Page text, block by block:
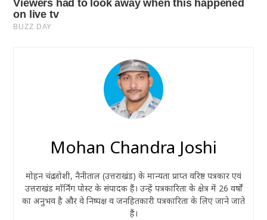
Mohan Chandra Joshi
मोहन चंद्र जोशी, नैनीताल (उत्तराखंड) के मान्यता प्राप्त वरिष्ठ पत्रकार एवं
उत्तराखंड मॉर्निंग पोस्ट के संपादक हैं। उन्हें पत्रकारिता के क्षेत्र में 26 वर्षों
का अनुभव है और वे निष्पक्ष व जनहितकारी पत्रकारिता के लिए जाने जाते
हैं।